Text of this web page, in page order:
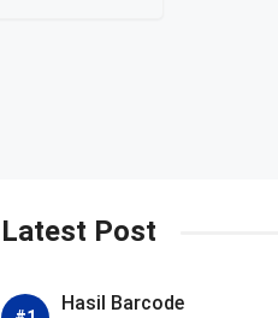
Latest Post
Hasil Barcode